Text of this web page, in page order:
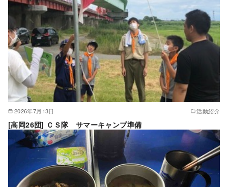
2026年7月13日 活動紹介
[高岡26団] ＣＳ隊 サマーキャンプ準備